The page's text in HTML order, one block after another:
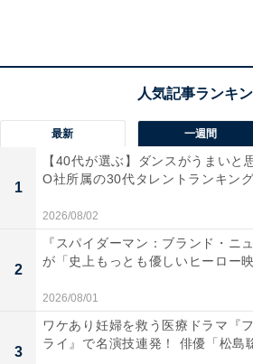
多数のペンを持ち歩くほか、オフィスにはポ
そうだ
最新 一週間
1
【40代が選ぶ】ダンスがうまいと
O社所属の30代タレントランキング
2026/08/02
2
『スパイダーマン：ブランド・ニ
が「史上もっとも優しいヒーロー
2026/08/01
3
ワケあり妊婦を救う医療ドラマ『
ライ』で名演技連発！ 俳優「松島